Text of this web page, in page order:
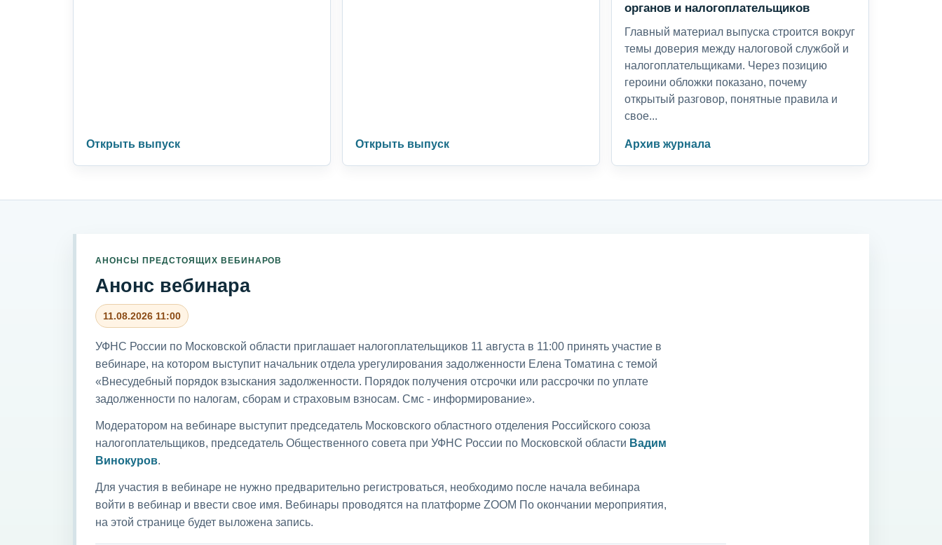
Открыть выпуск Открыть выпуск
органов и налогоплательщиков
Главный материал выпуска строится вокруг
темы доверия между налоговой службой и
налогоплательщиками. Через позицию
героини обложки показано, почему
открытый разговор, понятные правила и
свое...
Архив журнала
АНОНСЫ ПРЕДСТОЯЩИХ ВЕБИНАРОВ
Анонс вебинара
11.08.2026 11:00
УФНС России по Московской области приглашает налогоплательщиков 11 августа в 11:00 принять участие в
вебинаре, на котором выступит начальник отдела урегулирования задолженности Елена Томатина с темой
«Внесудебный порядок взыскания задолженности. Порядок получения отсрочки или рассрочки по уплате
задолженности по налогам, сборам и страховым взносам. Смс - информирование».
Модератором на вебинаре выступит председатель Московского областного отделения Российского союза
налогоплательщиков, председатель Общественного совета при УФНС России по Московской области Вадим
Винокуров.
Для участия в вебинаре не нужно предварительно регистроваться, необходимо после начала вебинара
войти в вебинар и ввести свое имя. Вебинары проводятся на платформе ZOOM По окончании мероприятия,
на этой странице будет выложена запись.